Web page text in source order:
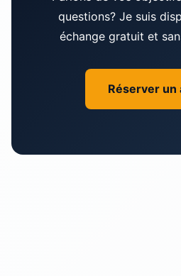
régulés, contrefaçons, etc.).
vérifier votre secteur
chances que nous travaillions
questions? Je suis
échange gratuit et
Réserver un